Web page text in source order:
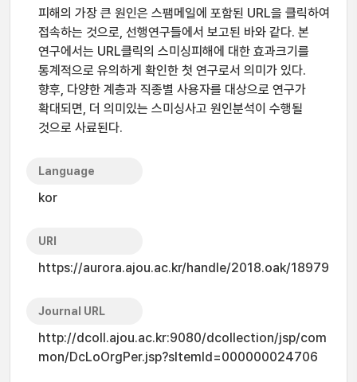
피해의 가장 큰 원인은 스팸메일에 포함된 URL을 클릭하여
접속하는 것으로, 선행연구들에서 보고된 바와 같다. 본
연구에서는 URL클릭의 스미싱피해에 대한 효과크기를
통계적으로 유의하게 확인한 첫 연구로서 의미가 있다.
향후, 다양한 계층과 직종별 사용자를 대상으로 연구가
확대되면, 더 의미있는 스미싱사고 원인분석이 수행될
것으로 사료된다.
Language
kor
URI
https://aurora.ajou.ac.kr/handle/2018.oak/18979
Journal URL
http://dcoll.ajou.ac.kr:9080/dcollection/jsp/com
mon/DcLoOrgPer.jsp?sItemId=000000024706